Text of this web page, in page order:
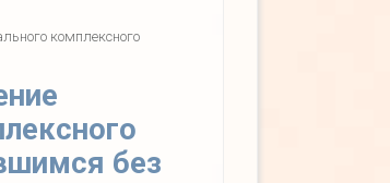
комплексного
без